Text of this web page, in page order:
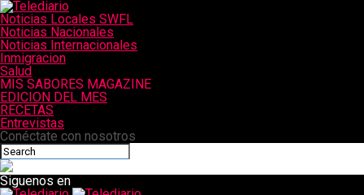
Noticias Locales SWFL
Noticias Nacionales
Noticias Internacionales
Inmigracion
Salud
MIS SABORES MAGAZINE
EDICION DEL MES
RECETAS
Entrevistas
Conéctate con nosotros
Siguenos en